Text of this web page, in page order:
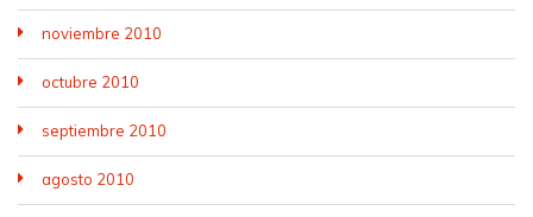
noviembre 2010
octubre 2010
septiembre 2010
agosto 2010